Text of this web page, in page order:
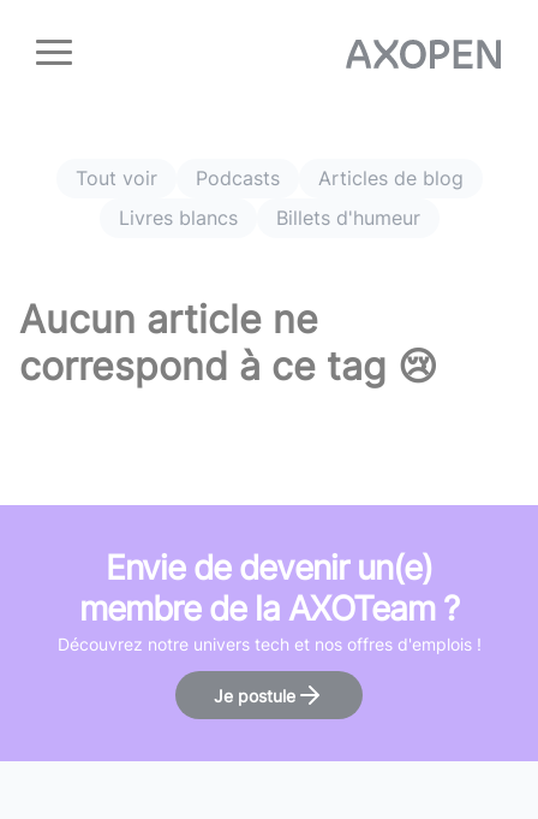
Tout voir Podcasts
Articles de blog
Livres blancs
Billets d'humeur
Aucun article ne
correspond à ce tag 😢
Envie de devenir un(e)
membre de la AXOTeam ?
Découvrez notre univers tech et nos offres d'emplois !
Je postule